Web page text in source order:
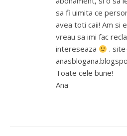
sa fi uimita ce
avea toti caii! Am si
vreau sa imi fac
intereseaza
.
Toate cele bune!
Ana